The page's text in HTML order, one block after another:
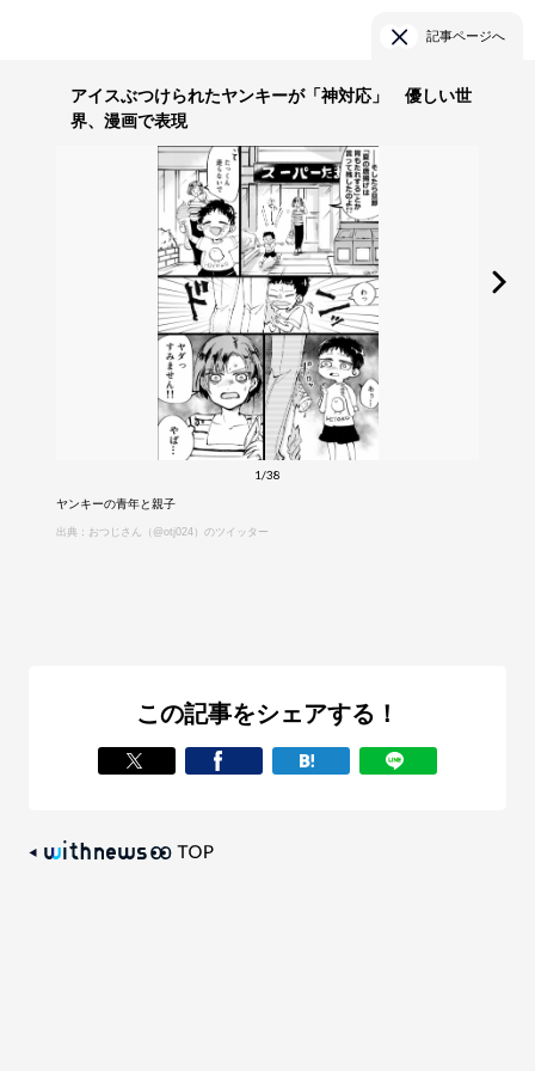
記事ページへ
アイスぶつけられたヤンキーが「神対応」 優しい世
界、漫画で表現
1/38
ヤンキーの青年と親子
出典：おつじさん（@otj024）のツイッター
この記事をシェアする！